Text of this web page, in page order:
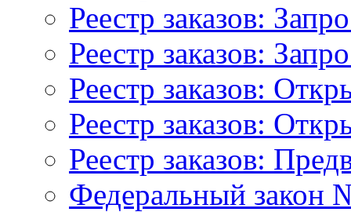
Реестр заказов:
Реестр заказов:
Реестр заказов:
Реестр заказов:
Реестр заказов:
Федеральный закон